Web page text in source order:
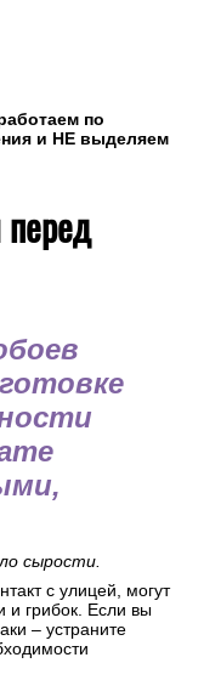
по
и НЕ выделяем
перед
сырости.
с улицей, могут
и грибок. Если вы
– устраните